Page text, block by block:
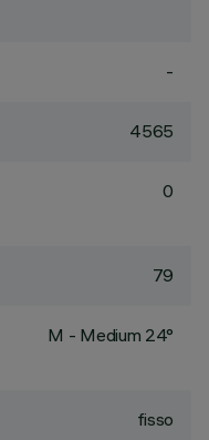
-
4565
0
79
M - Medium 24°
fisso